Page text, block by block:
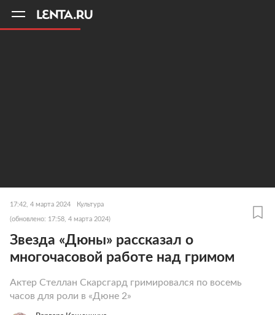
17:42, 4 марта 2024 Культура
(обновлено: 17:58, 4 марта 2024)
Звезда «Дюны» рассказал о
многочасовой работе над гримом
Актер Стеллан Скарсгард гримировался по восемь
часов для роли в «Дюне 2»